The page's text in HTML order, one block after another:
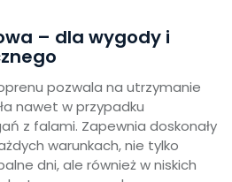
– dla wygody i
pozwala na utrzymanie
nawet w przypadku
z falami. Zapewnia doskonały
warunkach, nie tylko
dni, ale również w niskich